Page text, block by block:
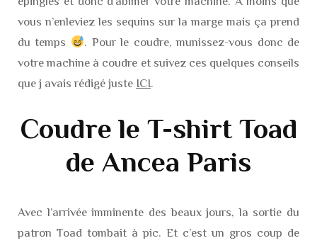
vous n’enleviez les sequins sur la marge mais ça prend
du temps
. Pour le coudre, munissez-vous donc de
votre machine à coudre et suivez ces quelques conseils
que j avais rédigé juste ICI.
Coudre le T-shirt Toad
de Ancea Paris
Avec l’arrivée imminente des beaux jours, la sortie du
patron Toad tombait à pic. Et c’est un gros coup de